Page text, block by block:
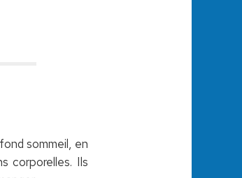
sommeil, en
corporelles. Ils